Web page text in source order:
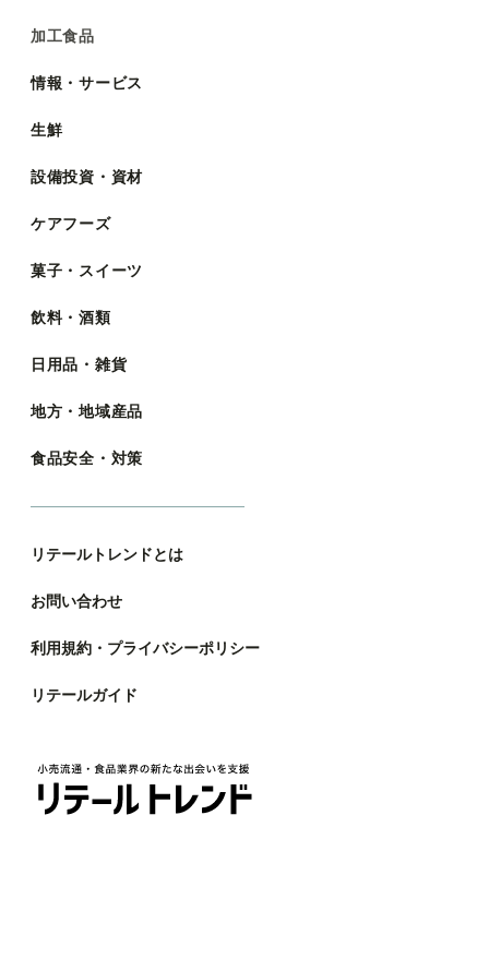
加工食品
情報・サービス
生鮮
設備投資・資材
ケアフーズ
菓子・スイーツ
飲料・酒類
日用品・雑貨
地方・地域産品
食品安全・対策
リテールトレンドとは
お問い合わせ
利用規約・プライバシーポリシー
リテールガイド